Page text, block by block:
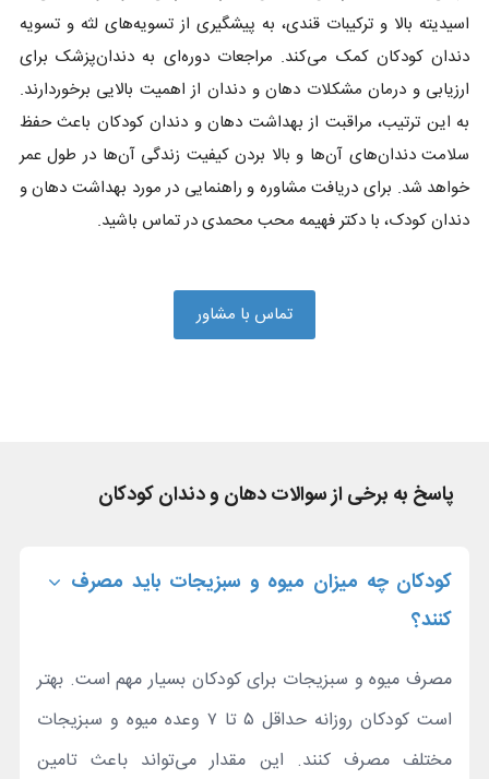
اسیدیته بالا و ترکیبات قندی، به پیشگیری از تسویه‌های لثه و تسویه
دندان کودکان کمک می‌کند. مراجعات دوره‌ای به دندان‌پزشک برای
ارزیابی و درمان مشکلات دهان و دندان از اهمیت بالایی برخوردارند.
به این ترتیب، مراقبت از بهداشت دهان و دندان کودکان باعث حفظ
سلامت دندان‌های آن‌ها و بالا بردن کیفیت زندگی آن‌ها در طول عمر
خواهد شد. برای دریافت مشاوره و راهنمایی در مورد بهداشت دهان و
دندان کودک، با دکتر فهیمه محب محمدی در تماس باشید.
تماس با مشاور
پاسخ به برخی از سوالات دهان و دندان کودکان
کودکان چه میزان میوه و سبزیجات باید مصرف
کنند؟
مصرف میوه و سبزیجات برای کودکان بسیار مهم است. بهتر
است کودکان روزانه حداقل ۵ تا ۷ وعده میوه و سبزیجات
مختلف مصرف کنند. این مقدار می‌تواند باعث تامین